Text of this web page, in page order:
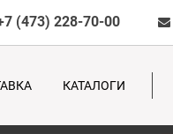
(473) 228-70-00
КАТАЛОГИ